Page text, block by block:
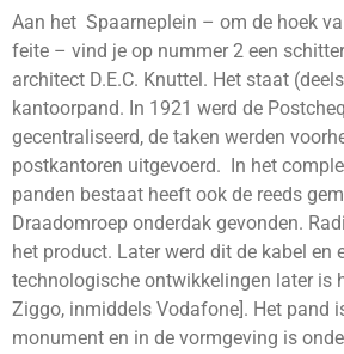
Aan het Spaarneplein – om de hoek
feite – vind je op nummer 2 een
architect D.E.C. Knuttel. Het staat
kantoorpand. In 1921 werd de
gecentraliseerd, de taken werden
postkantoren uitgevoerd. In het
panden bestaat heeft ook de reeds
Draadomroep onderdak gevonden.
het product. Later werd dit de kabel en
technologische ontwikkelingen later is
Ziggo, inmiddels Vodafone]. Het pand
monument en in de vormgeving is